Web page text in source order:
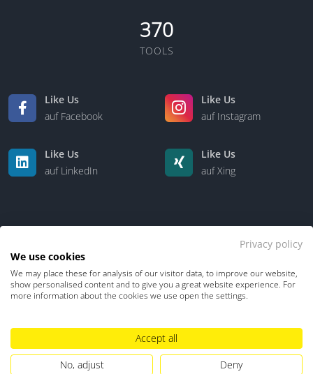
370
TOOLS
Like Us
auf Facebook
Like Us
auf Instagram
Like Us
auf LinkedIn
Like Us
auf Xing
Kontakt Über uns
Impressum
Hinweisgebersystem
Umgang mit KI
Privacy policy
We use cookies
We may place these for analysis of our visitor data, to improve our website,
show personalised content and to give you a great website experience. For
more information about the cookies we use open the settings.
Accept all
No, adjust
Deny